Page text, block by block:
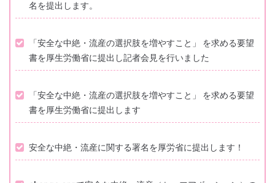
名を提出します。
「安全な中絶・流産の選択肢を増やすこと」 を求める要望
書を厚生労働省に提出し記者会見を行いました
「安全な中絶・流産の選択肢を増やすこと」 を求める要望
書を厚生労働省に提出します
安全な中絶・流産に関する署名を厚労省に提出します！